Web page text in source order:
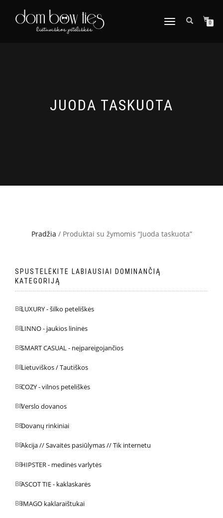
TOGGLE
0
JUODA TASKUOTA
Pradžia / Produktai su žymomis “Juoda taskuota”
SPUSTELĖKITE LABIAUSIAI DOMINANČIĄ
KATEGORIJĄ
LUXURY - šilko peteliškės
LINNO - jaukios lininės
SMART CASUAL - neįpareigojančios
Lietuviškos / Tautiškos
COZY - vilnos peteliškės
Verslo dovanos
Dovanų rinkiniai
Akcija // Savaitės pasiūlymas // Tik internetu
HIPSTER - medinės varlytės
ASCOT TIE - kaklaskarės
IMAGO kaklaraištukai